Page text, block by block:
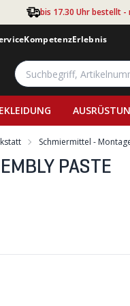
bis 17.30 Uhr bestellt
KompetenzErlebnis
Schmiermittel -
PASTE